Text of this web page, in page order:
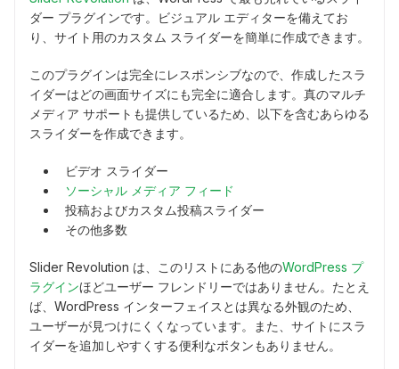
ダー プラグインです。ビジュアル エディターを備えてお
り、サイト用のカスタム スライダーを簡単に作成できます。
このプラグインは完全にレスポンシブなので、作成したスラ
イダーはどの画面サイズにも完全に適合します。真のマルチ
メディア サポートも提供しているため、以下を含むあらゆる
スライダーを作成できます。
ビデオ スライダー
ソーシャル メディア フィード
投稿およびカスタム投稿スライダー
その他多数
Slider Revolution は、このリストにある他のWordPress プ
ラグインほどユーザー フレンドリーではありません。たとえ
ば、WordPress インターフェイスとは異なる外観のため、
ユーザーが見つけにくくなっています。また、サイトにスラ
イダーを追加しやすくする便利なボタンもありません。